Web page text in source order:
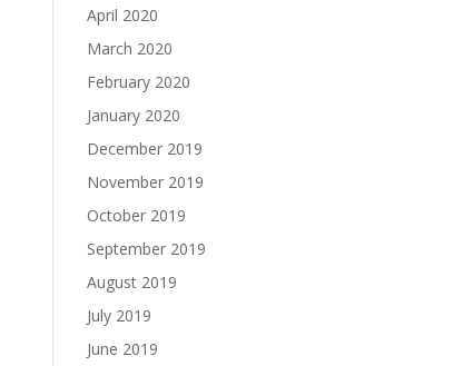
April 2020
March 2020
February 2020
January 2020
December 2019
November 2019
October 2019
September 2019
August 2019
July 2019
June 2019